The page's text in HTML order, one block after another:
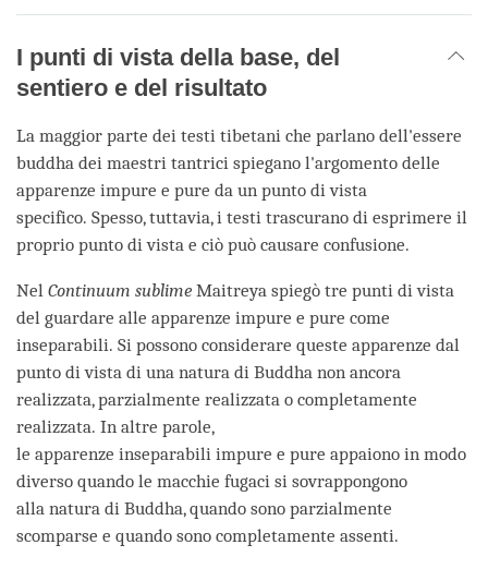
I punti di vista della base, del
sentiero e del risultato
La maggior parte dei testi tibetani che parlano dell'essere
buddha dei maestri tantrici spiegano l'argomento delle
apparenze impure e pure da un punto di vista
specifico. Spesso, tuttavia, i testi trascurano di esprimere il
proprio punto di vista e ciò può causare confusione.
Nel Continuum sublime Maitreya spiegò tre punti di vista
del guardare alle apparenze impure e pure come
inseparabili. Si possono considerare queste apparenze dal
punto di vista di una natura di Buddha non ancora
realizzata, parzialmente realizzata o completamente
realizzata. In altre parole,
le apparenze inseparabili impure e pure appaiono in modo
diverso quando le macchie fugaci si sovrappongono
alla natura di Buddha, quando sono parzialmente
scomparse e quando sono completamente assenti.